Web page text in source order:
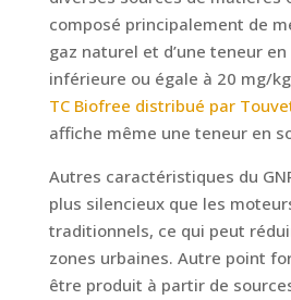
composé principalement de
gaz naturel et d’une teneur
inférieure ou égale à 20 mg/
TC Biofree distribué par
affiche même une teneur en
Autres caractéristiques du
plus silencieux que les
traditionnels, ce qui peut
zones urbaines. Autre point
être produit à partir de